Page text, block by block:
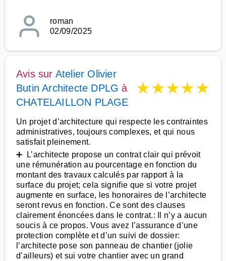
roman
02/09/2025
Avis sur Atelier Olivier
Butin Architecte DPLG à
CHATELAILLON PLAGE
★★★★★
Un projet d’architecture qui respecte les contraintes
administratives, toujours complexes, et qui nous
satisfait pleinement.
➕ L’architecte propose un contrat clair qui prévoit
une rémunération au pourcentage en fonction du
montant des travaux calculés par rapport à la
surface du projet; cela signifie que si votre projet
augmente en surface, les honoraires de l’architecte
seront revus en fonction. Ce sont des clauses
clairement énoncées dans le contrat.: Il n’y a aucun
soucis à ce propos. Vous avez l’assurance d’une
protection complète et d’un suivi de dossier:
l’architecte pose son panneau de chantier (jolie
d’ailleurs) et sui votre chantier avec un grand